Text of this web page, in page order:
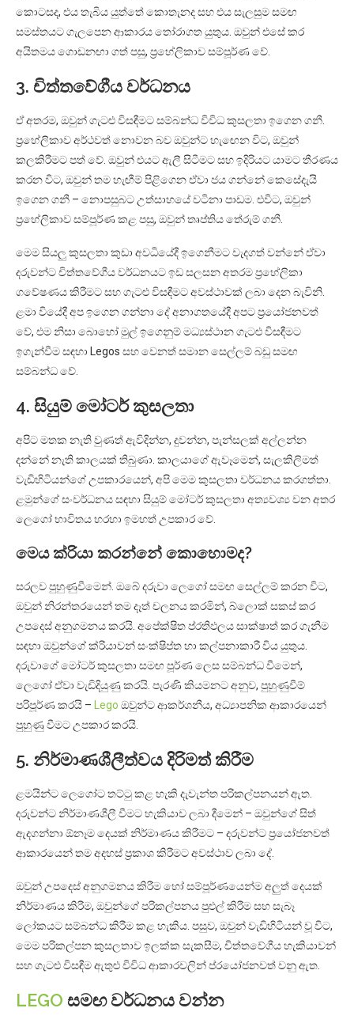
කොටසද, එය තැබිය යුත්තේ කොතැනද සහ එය සැලසුම සමඟ
සමස්තයට ගැලපෙන ආකාරය තෝරාගත යුතුය. ඔවුන් එසේ කර
අයිතමය ගොඩනඟා ගත් පසු, ප්‍රහේලිකාව සම්පූර්ණ වේ.
3. චිත්තවේගීය වර්ධනය
ඒ අතරම, ඔවුන් ගැටළු විසඳීමට සම්බන්ධ විවිධ කුසලතා ඉගෙන ගනී.
ප්‍රහේලිකාව අර්ථවත් නොවන බව ඔවුන්ට හැඟෙන විට, ඔවුන්
කලකිරීමට පත් වේ. ඔවුන් එයට ඇලී සිටීමට සහ ඉදිරියට යාමට තීරණය
කරන විට, ඔවුන් තම හැඟීම් පිළිගෙන ඒවා ජය ගන්නේ කෙසේදැයි
ඉගෙන ගනී – නොපසුබට උත්සාහයේ වටිනා පාඩම. එවිට, ඔවුන්
ප්‍රහේලිකාව සම්පූර්ණ කළ පසු, ඔවුන් තෘප්තිය තේරුම් ගනී.
මෙම සියලු කුසලතා කුඩා අවධියේදී ඉගෙනීමට වැදගත් වන්නේ ඒවා
දරුවන්ට චිත්තවේගීය වර්ධනයට ඉඩ සලසන අතරම ප්‍රහේලිකා
ගවේෂණය කිරීමට සහ ගැටළු විසඳීමට අවස්ථාවක් ලබා දෙන බැවිනි.
ළමා වියේදී අප ඉගෙන ගන්නා දේ අනාගතයේදී අපට ප්‍රයෝජනවත්
වේ, එම නිසා බොහෝ මුල් ඉගෙනුම් මධ්‍යස්ථාන ගැටළු විසඳීමට
ඉගැන්වීම සඳහා Legos සහ වෙනත් සමාන සෙල්ලම් බඩු සමඟ
සම්බන්ධ වේ.
4. සියුම් මෝටර් කුසලතා
අපිට මතක නැති වුණත් ඇවිදින්න, දුවන්න, පැන්සලක් අල්ලන්න
දන්නේ නැති කාලයක් තිබුණා. කාලයාගේ ඇවෑමෙන්, සැලකිලිමත්
වැඩිහිටියන්ගේ උපකාරයෙන්, අපි මෙම කුසලතා වර්ධනය කරගත්තා.
ළමුන්ගේ සංවර්ධනය සඳහා සියුම් මෝටර් කුසලතා අත්‍යවශ්‍ය වන අතර
ලෙගෝ භාවිතය හරහා ඉමහත් උපකාර වේ.
මෙය ක්රියා කරන්නේ කොහොමද?
සරලව පුහුණුවීමෙන්. ඔබේ දරුවා ලෙගෝ සමඟ සෙල්ලම් කරන විට,
ඔවුන් නිරන්තරයෙන් තම දෑත් චලනය කරමින්, බ්ලොක් සකස් කර
උපදෙස් අනුගමනය කරයි. අපේක්ෂිත ප්රතිඵලය සාක්ෂාත් කර ගැනීම
සඳහා ඔවුන්ගේ ක්රියාවන් සංක්ෂිප්ත හා කල්පනාකාරී විය යුතුය.
දරුවාගේ මෝටර් කුසලතා සමඟ පූර්ණ ලෙස සම්බන්ධ වීමෙන්,
ලෙගෝ ඒවා වැඩිදියුණු කරයි. පැරණි කියමනට අනුව, පුහුණුවීම්
පරිපූර්ණ කරයි – Lego ඔවුන්ට ආකර්ශනීය, අධ්‍යාපනික ආකාරයෙන්
පුහුණු වීමට උපකාර කරයි.
5. නිර්මාණශීලීත්වය දිරිමත් කිරීම
ළමයින්ට ලෙගෝට තට්ටු කළ හැකි දැවැන්ත පරිකල්පනයන් ඇත.
දරුවන්ට නිර්මාණශීලී වීමට හැකියාව ලබා දීමෙන් – ඔවුන්ගේ සිත්
ඇදගන්නා ඕනෑම දෙයක් නිර්මාණය කිරීමට – දරුවන්ට ප්‍රයෝජනවත්
ආකාරයෙන් තම අදහස් ප්‍රකාශ කිරීමට අවස්ථාව ලබා දේ.
ඔවුන් උපදෙස් අනුගමනය කිරීම හෝ සම්පූර්ණයෙන්ම අලුත් දෙයක්
නිර්මාණය කිරීම, ඔවුන්ගේ පරිකල්පනය පුළුල් කිරීම සහ සැබෑ
ලෝකයට සම්බන්ධ කිරීම කළ හැකිය. පසුව, ඔවුන් වැඩිහිටියන් වූ විට,
මෙම පරිකල්පන කුසලතාව ඉලක්ක සැකසීම, චිත්තවේගීය හැකියාවන්
සහ ගැටළු විසඳීම ඇතුළු විවිධ ආකාරවලින් ප්රයෝජනවත් වනු ඇත.
LEGO සමඟ වර්ධනය වන්න